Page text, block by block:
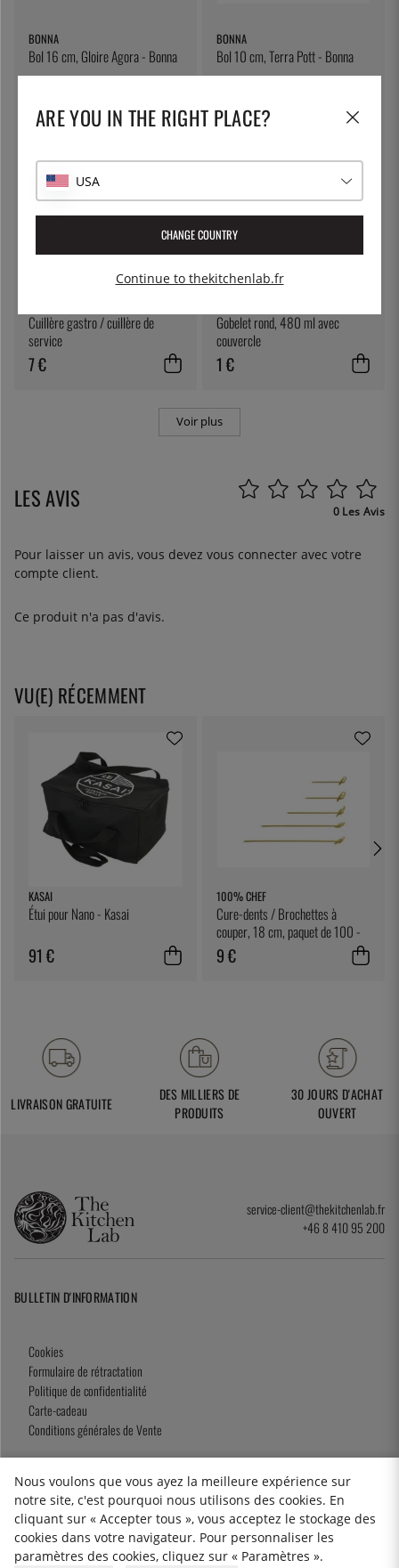
BONNA
Bol 16 cm, Gloire Agora - Bonna
BONNA
Bol 10 cm, Terra Pott - Bonna
Cuillère gastro / cuillère de
service
7 €
Gobelet rond, 480 ml avec
couvercle
1 €
Voir plus
LES AVIS 0 Les Avis
Pour laisser un avis, vous devez vous connecter avec votre
compte client.
Ce produit n'a pas d'avis.
VU(E) RÉCEMMENT
KASAI
Étui pour Nano - Kasai
91 €
100% CHEF
Cure-dents / Brochettes à
couper, 18 cm, paquet de 100 -
100% Chef
9 €
LIVRAISON GRATUITE
DES MILLIERS DE
PRODUITS
30 JOURS D'ACHAT
OUVERT
service-client@thekitchenlab.fr
+46 8 410 95 200
BULLETIN D'INFORMATION
Cookies
Formulaire de rétractation
Politique de confidentialité
Carte-cadeau
Conditions générales de Vente
2026 KitchenLab AB
Nous voulons que vous ayez la meilleure expérience sur
notre site, c'est pourquoi nous utilisons des cookies. En
cliquant sur « Accepter tous », vous acceptez le stockage des
cookies dans votre navigateur. Pour personnaliser les
paramètres des cookies, cliquez sur « Paramètres ».
ARE YOU IN THE RIGHT PLACE?
USA
CHANGE COUNTRY
Continue to thekitchenlab.fr